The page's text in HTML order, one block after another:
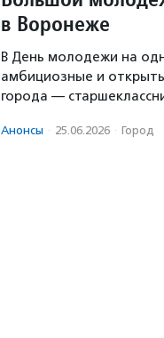
в Воронеже
В День молодежи на
амбициозные и
города —
Анонсы · 25.06.2026 · Город